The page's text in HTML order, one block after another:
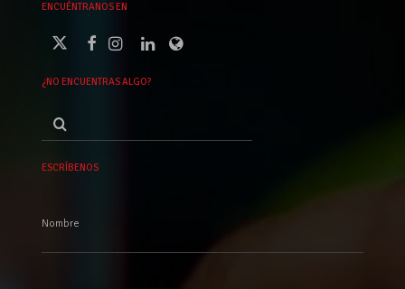
ENCUÉNTRANOS EN
¿NO ENCUENTRAS ALGO?
Buscar
por:
ESCRÍBENOS
Nombre